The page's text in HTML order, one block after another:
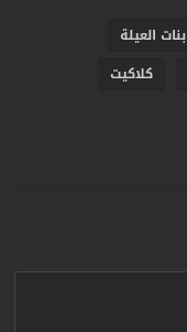
بنات العيلة
كلاكيت